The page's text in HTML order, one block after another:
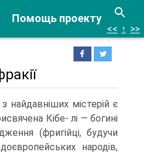
Помощь проекту
<< ↑ >>
найдавніших містерій є
Кібе- лі — богині
(фригійці, будучи
народів,